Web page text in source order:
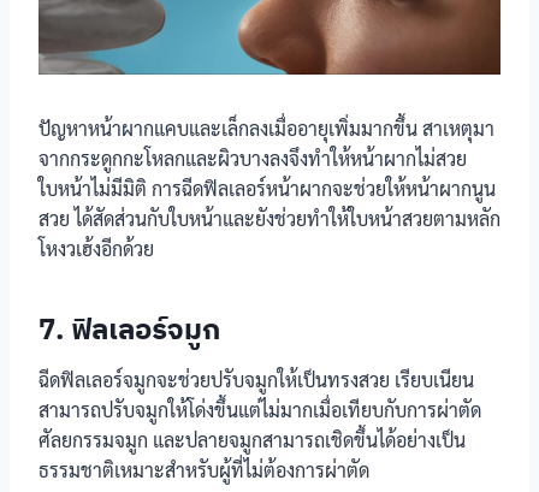
ปัญหาหน้าผากแคบและเล็กลงเมื่ออายุเพิ่มมากขึ้น สาเหตุมา
จากกระดูกกะโหลกและผิวบางลงจึงทำให้หน้าผากไม่สวย
ใบหน้าไม่มีมิติ การฉีดฟิลเลอร์หน้าผากจะช่วยให้หน้าผากนูน
สวย ได้สัดส่วนกับใบหน้าและยังช่วยทำให้ใบหน้าสวยตามหลัก
โหงวเฮ้งอีกด้วย
7. ฟิลเลอร์จมูก
ฉีดฟิลเลอร์จมูกจะช่วยปรับจมูกให้เป็นทรงสวย เรียบเนียน
สามารถปรับจมูกให้โด่งขึ้นแต่ไม่มากเมื่อเทียบกับการผ่าตัด
ศัลยกรรมจมูก และปลายจมูกสามารถเชิดขึ้นได้อย่างเป็น
ธรรมชาติเหมาะสำหรับผู้ที่ไม่ต้องการผ่าตัด